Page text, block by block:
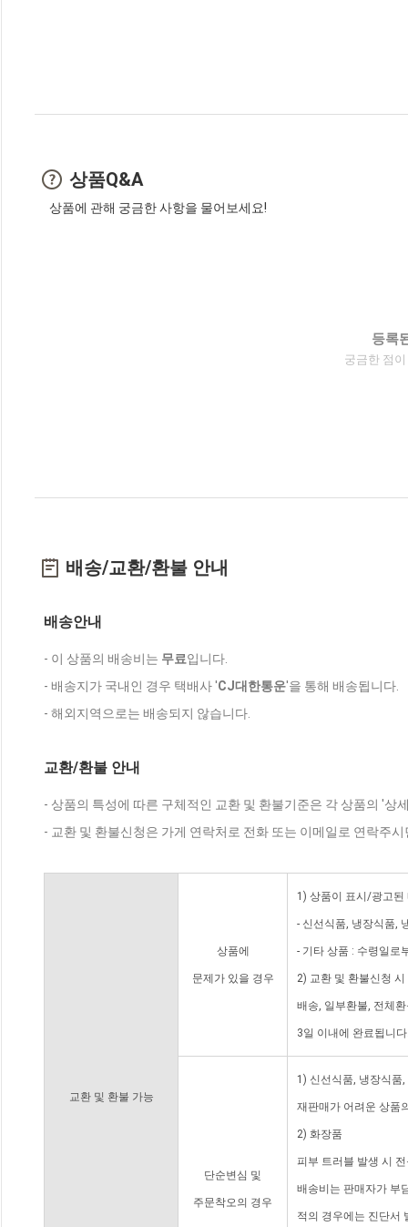
상품Q&A
상품에 관해 궁금한 사항을 물어보세요!
등록
궁금한 점
배송/교환/환불 안내
배송안내
- 이 상품의 배송비는 무료입니다.
- 배송지가 국내인 경우 택배사 'CJ대한통운'을 통해 배송됩니다.
- 해외지역으로는 배송되지 않습니다.
교환/환불 안내
- 상품의 특성에 따른 구체적인 교환 및 환불기준은 각 상품의 '상
- 교환 및 환불신청은 가게 연락처로 전화 또는 이메일로 연락주
교환 및 환불 가능
상품에
문제가 있을 경우
1) 상품이 표시/광고된
- 신선식품, 냉장식품,
- 기타 상품 : 수령일로
2) 교환 및 환불신청
배송, 일부환불, 전체
3일 이내에 완료됩니
단순변심 및
주문착오의 경우
1) 신선식품, 냉장식품
재판매가 어려운 상품
2) 화장품
피부 트러블 발생 시
배송비는 판매자가 부
적의 경우에는 진단서